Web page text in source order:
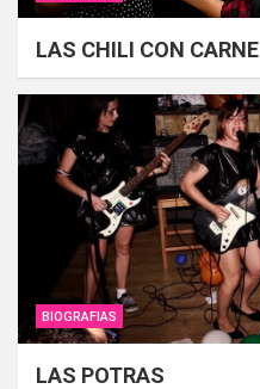
LAS CHILI CON CARNE
BIOGRAFIAS
LAS POTRAS